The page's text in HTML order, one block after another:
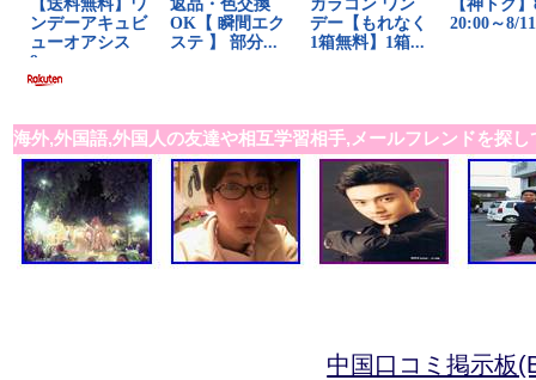
海外,外国語,外国人の友達や相互学習相手,メールフレンドを探し
中国口コミ掲示板